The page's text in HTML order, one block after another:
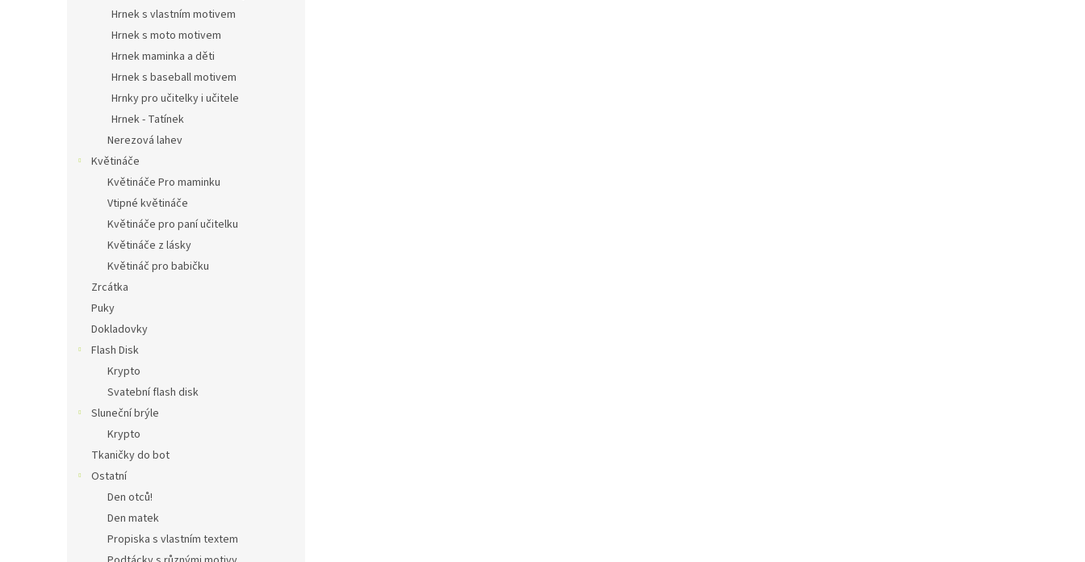
Hrnek s vlastním motivem
Hrnek s moto motivem
Hrnek maminka a děti
Hrnek s baseball motivem
Hrnky pro učitelky i učitele
Hrnek - Tatínek
Nerezová lahev
Květináče
Květináče Pro maminku
Vtipné květináče
Květináče pro paní učitelku
Květináče z lásky
Květináč pro babičku
Zrcátka
Puky
Dokladovky
Flash Disk
Krypto
Svatební flash disk
Sluneční brýle
Krypto
Tkaničky do bot
Ostatní
Den otců!
Den matek
Propiska s vlastním textem